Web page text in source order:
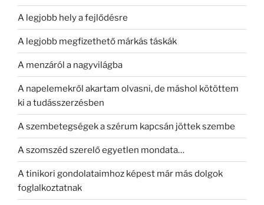
A legjobb hely a fejlődésre
A legjobb megfizethető márkás táskák
A menzáról a nagyvilágba
A napelemekről akartam olvasni, de máshol kötöttem
ki a tudásszerzésben
A szembetegségek a szérum kapcsán jöttek szembe
A szomszéd szerelő egyetlen mondata…
A tinikori gondolataimhoz képest már más dolgok
foglalkoztatnak